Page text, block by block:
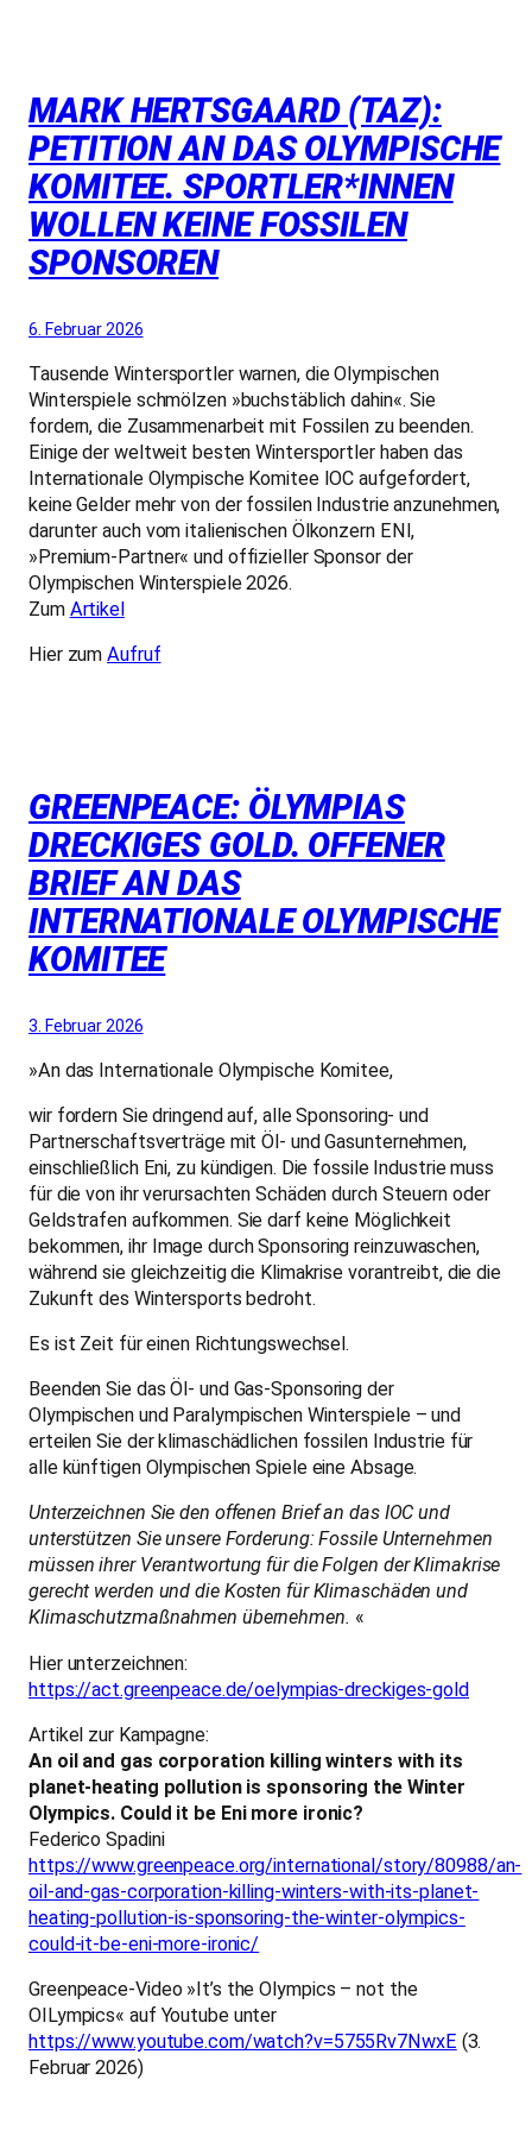
MARK HERTSGAARD (TAZ):
PETITION AN DAS OLYMPISCHE
KOMITEE. SPORT­LE­R*IN­NEN
WOLLEN KEINE FOSSILEN
SPONSOREN
6. Februar 2026
Tausende Wintersportler warnen, die Olympischen
Winterspiele schmölzen »buchstäblich dahin«. Sie
fordern, die Zusammenarbeit mit Fossilen zu beenden.
Einige der weltweit besten Wintersportler haben das
Internationale Olympische Komitee IOC aufgefordert,
keine Gelder mehr von der fossilen Industrie anzunehmen,
darunter auch vom italienischen Ölkonzern ENI,
»Premium-Partner« und offizieller Sponsor der
Olympischen Winterspiele 2026.
Zum Artikel
Hier zumAufruf
GREENPEACE: ÖLYMPIAS
DRECKIGES GOLD. OFFENER
BRIEF AN DAS
INTERNATIONALE OLYMPISCHE
KOMITEE
3. Februar 2026
»An das Internationale Olympische Komitee,
wir fordern Sie dringend auf, alle Sponsoring- und
Partnerschaftsverträge mit Öl- und Gasunternehmen,
einschließlich Eni, zu kündigen. Die fossile Industrie muss
für die von ihr verursachten Schäden durch Steuern oder
Geldstrafen aufkommen. Sie darf keine Möglichkeit
bekommen, ihr Image durch Sponsoring reinzuwaschen,
während sie gleichzeitig die Klimakrise vorantreibt, die die
Zukunft des Wintersports bedroht.
Es ist Zeit für einen Richtungswechsel.
Beenden Sie das Öl- und Gas-Sponsoring der
Olympischen und Paralympischen Winterspiele – und
erteilen Sie der klimaschädlichen fossilen Industrie für
alle künftigen Olympischen Spiele eine Absage.
Unterzeichnen Sie den offenen Brief an das IOC und
unterstützen Sie unsere Forderung: Fossile Unternehmen
müssen ihrer Verantwortung für die Folgen der Klimakrise
gerecht werden und die Kosten für Klimaschäden und
Klimaschutzmaßnahmen übernehmen. «
Hier unterzeichnen:
https://act.greenpeace.de/oelympias-dreckiges-gold
Artikel zur Kampagne:
An oil and gas corporation killing winters with its
planet-heating pollution is sponsoring the Winter
Olympics. Could it be Eni more ironic?
Federico Spadini
https://www.greenpeace.org/international/story/80988/an-
oil-and-gas-corporation-killing-winters-with-its-planet-
heating-pollution-is-sponsoring-the-winter-olympics-
could-it-be-eni-more-ironic/
Greenpeace-Video »It’s the Olympics – not the
OILympics« auf Youtube unter
https://www.youtube.com/watch?v=5755Rv7NwxE (3.
Februar 2026)